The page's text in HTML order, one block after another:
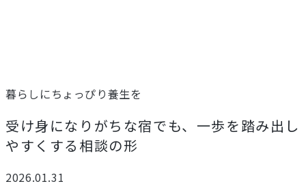
暮らしにちょっぴり養生を
受け身になりがちな宿でも、一歩を踏み出し
やすくする相談の形
2026.01.31